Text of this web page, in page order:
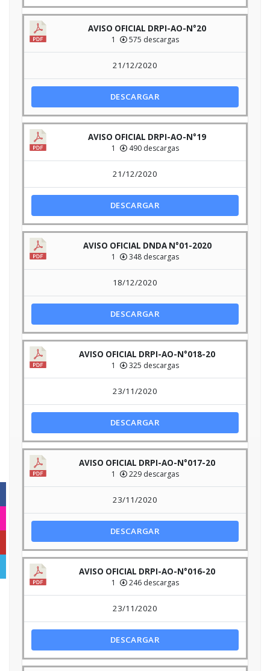
AVISO OFICIAL DRPI-AO-N°20
1 575 descargas
21/12/2020
DESCARGAR
AVISO OFICIAL DRPI-AO-N°19
1 490 descargas
21/12/2020
DESCARGAR
AVISO OFICIAL DNDA N°01-2020
1 348 descargas
18/12/2020
DESCARGAR
AVISO OFICIAL DRPI-AO-N°018-20
1 325 descargas
23/11/2020
DESCARGAR
AVISO OFICIAL DRPI-AO-N°017-20
1 229 descargas
23/11/2020
DESCARGAR
AVISO OFICIAL DRPI-AO-N°016-20
1 246 descargas
23/11/2020
DESCARGAR
Instagram
YouTube
Telegram